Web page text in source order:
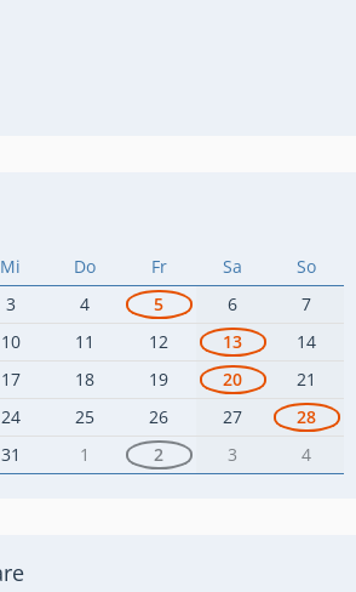
Mi Do Fr Sa
So
3 4 5 6
7
10 11 12 13
14
17 18 19 20
21
24 25 26 27
28
31 1 2 3 4